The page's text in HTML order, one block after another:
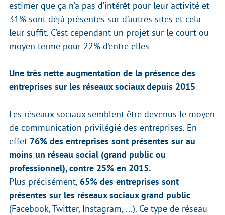
estimer que ça n’a pas d’intérêt pour leur activité et
31% sont déjà présentes sur d’autres sites et cela
leur suffit. C’est cependant un projet sur le court ou
moyen terme pour 22% d’entre elles.
Une très nette augmentation de la présence des
entreprises sur les réseaux sociaux depuis 2015
Les réseaux sociaux semblent être devenus le moyen
de communication privilégié des entreprises. En
effet 76% des entreprises sont présentes sur au
moins un réseau social (grand public ou
professionnel), contre 25% en 2015.
Plus précisément, 65% des entreprises sont
présentes sur les réseaux sociaux grand public
(Facebook, Twitter, Instagram, ...). Ce type de réseau